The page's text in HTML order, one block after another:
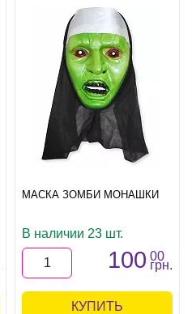
МАСКА ЗОМБИ МОНАШКИ
В наличии 23 шт.
100 00
грн.
КУПИТЬ